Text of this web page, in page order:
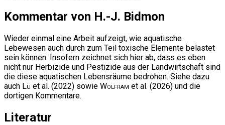
Kommentar von H.-J. Bidmon
Wieder einmal eine Arbeit aufzeigt, wie aquatische
Lebewesen auch durch zum Teil toxische Elemente belastet
sein können. Insofern zeichnet sich hier ab, dass es eben
nicht nur Herbizide und Pestizide aus der Landwirtschaft sind
die diese aquatischen Lebensräume bedrohen. Siehe dazu
auch Lu et al. (2022) sowie Wolfram et al. (2026) und die
dortigen Kommentare.
Literatur